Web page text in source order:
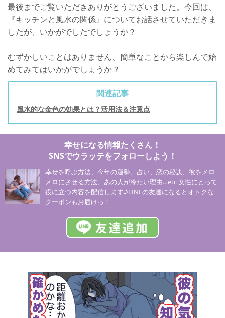
最後までご覧いただきありがとうございました。今回は、
『キッチンと風水の関係』についてお話させていただきま
したが、いかがでしたでしょうか？
むずかしいことはありません、簡単なことから楽しんで始
めてみてはいかがでしょうか？
関連記事
風水的な金色の効果とは？活用法＆注意点
幸せになる情報たくさん！
SNSでウラッテをフォローしよう！
幸せを呼ぶ方法、今年の運勢、占い、恋の秘訣、彼をメロ
メロにさせる方法、あの人が冷たい理由…etc 女性にとって
役に立つ内容を配信します♪LINEの友達になるとオトクな
クーポンもお届けっ！